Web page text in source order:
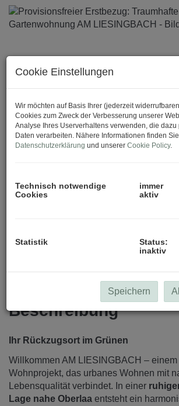
Beschreibung
Ihr Rückzugsort im Grünen
Willkommen AM LIESINGBACH –
Wohnprojekt, das urbanes Wohnen mit
Lebensqualität verbindet. In einer
Lage nahe Oberlaa entsteht ein
Cookie Einstellungen
Wir möchten auf Basis Ihrer (jederzeit
Cookies zum Zweck der Verbesserung unserer
Analyse Ihres Userverhaltens verwenden, die
Daten verarbeiten. Nähere Informationen finden
Datenschutzerklärung und unserer Cookie Policy.
Technisch notwendige
Cookies
immer
aktiv
Statistik
Status:
inaktiv
Speichern